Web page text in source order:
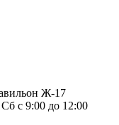
Ж-17
с 9:00 до 12:00